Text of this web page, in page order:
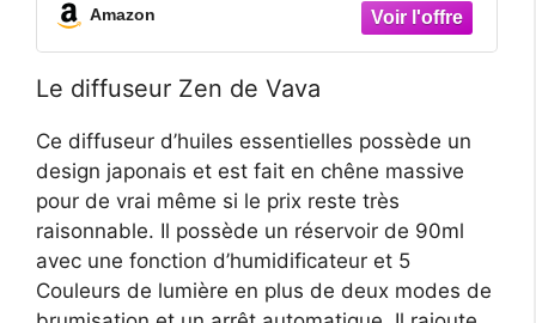
Amazon
Le diffuseur Zen de Vava
Ce diffuseur d’huiles essentielles possède un
design japonais et est fait en chêne massive
pour de vrai même si le prix reste très
raisonnable. Il possède un réservoir de 90ml
avec une fonction d’humidificateur et 5
Couleurs de lumière en plus de deux modes de